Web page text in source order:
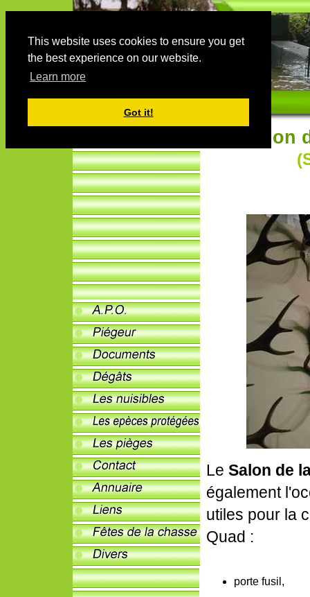
This website uses cookies to ensure you get
the best experience on our website.
Learn more
Got it!
Salon
Le Salon de
également
utiles pour la
Quad :
porte fusil,